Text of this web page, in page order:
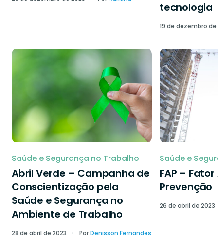
tecnologia
19 de dezembro de
Saúde e Segurança no Trabalho
Abril Verde – Campanha de
Conscientização pela
Saúde e Segurança no
Ambiente de Trabalho
28 de abril de 2023 PorDenisson Fernandes
Saúde e
FAP –
Prevenção
26 de abril de 2023